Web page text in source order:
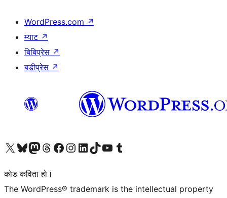
WordPress.com ↗
म्याट ↗
बिबिप्रेस ↗
बडीप्रेस ↗
हाम्रो X (पहिले ट्विटर) खातामा जानुहोस्
हाम्रो Bluesky खाता भ्रमण गर्नुहोस्
हाम्रो म्यास्टोडन खाता भ्रमण गर्नुहोस्
हाम्रो थ्रेड्स खातामा जानुहोस्
हाम्रो फेसबुक पेजमा जानुहोस्
हाम्रो इन्स्टाग्राम खातामा जानुहोस्
हाम्रो लिङ्क्डइन खातामा जानुहोस्
हाम्रो TikTok खाता भ्रमण गर्नुहोस्
हाम्रो युट्युब च्यानलमा जानुहोस्
हाम्रो टम्बलर खाता भ्रमण गर्नुहोस्
कोड कविता हो।
The WordPress® trademark is the intellectual property